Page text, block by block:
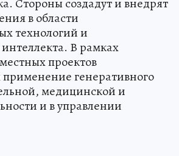
Стороны создадут и внедрят
в области
технологий и
В рамках
проектов
применение генеративного
медицинской и
и в управлении